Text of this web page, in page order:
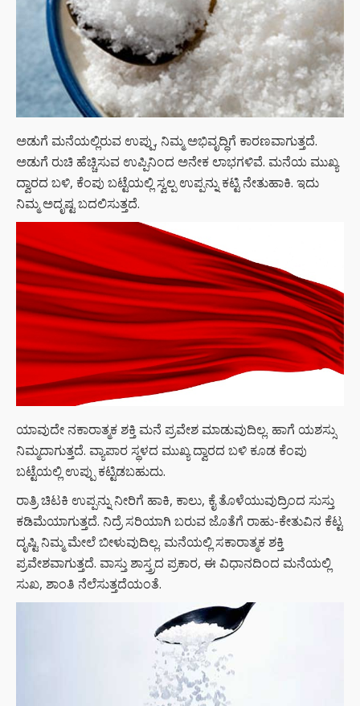
ಅಡುಗೆ ಮನೆಯಲ್ಲಿರುವ ಉಪ್ಪು, ನಿಮ್ಮ ಅಭಿವೃದ್ಧಿಗೆ ಕಾರಣವಾಗುತ್ತದೆ.
ಅಡುಗೆ ರುಚಿ ಹೆಚ್ಚಿಸುವ ಉಪ್ಪಿನಿಂದ ಅನೇಕ ಲಾಭಗಳಿವೆ. ಮನೆಯ ಮುಖ್ಯ
ದ್ವಾರದ ಬಳಿ, ಕೆಂಪು ಬಟ್ಟೆಯಲ್ಲಿ ಸ್ವಲ್ಪ ಉಪ್ಪನ್ನು ಕಟ್ಟಿ ನೇತುಹಾಕಿ. ಇದು
ನಿಮ್ಮ ಅದೃಷ್ಟ ಬದಲಿಸುತ್ತದೆ.
ಯಾವುದೇ ನಕಾರಾತ್ಮಕ ಶಕ್ತಿ ಮನೆ ಪ್ರವೇಶ ಮಾಡುವುದಿಲ್ಲ. ಹಾಗೆ ಯಶಸ್ಸು
ನಿಮ್ಮದಾಗುತ್ತದೆ. ವ್ಯಾಪಾರ ಸ್ಥಳದ ಮುಖ್ಯ ದ್ವಾರದ ಬಳಿ ಕೂಡ ಕೆಂಪು
ಬಟ್ಟೆಯಲ್ಲಿ ಉಪ್ಪು ಕಟ್ಟಿಡಬಹುದು.
ರಾತ್ರಿ ಚಿಟಕಿ ಉಪ್ಪನ್ನು ನೀರಿಗೆ ಹಾಕಿ, ಕಾಲು, ಕೈ ತೊಳೆಯುವುದ್ರಿಂದ ಸುಸ್ತು
ಕಡಿಮೆಯಾಗುತ್ತದೆ. ನಿದ್ರೆ ಸರಿಯಾಗಿ ಬರುವ ಜೊತೆಗೆ ರಾಹು-ಕೇತುವಿನ ಕೆಟ್ಟ
ದೃಷ್ಟಿ ನಿಮ್ಮ ಮೇಲೆ ಬೀಳುವುದಿಲ್ಲ. ಮನೆಯಲ್ಲಿ ಸಕಾರಾತ್ಮಕ ಶಕ್ತಿ
ಪ್ರವೇಶವಾಗುತ್ತದೆ. ವಾಸ್ತು ಶಾಸ್ತ್ರದ ಪ್ರಕಾರ, ಈ ವಿಧಾನದಿಂದ ಮನೆಯಲ್ಲಿ
ಸುಖ, ಶಾಂತಿ ನೆಲೆಸುತ್ತದೆಯಂತೆ.